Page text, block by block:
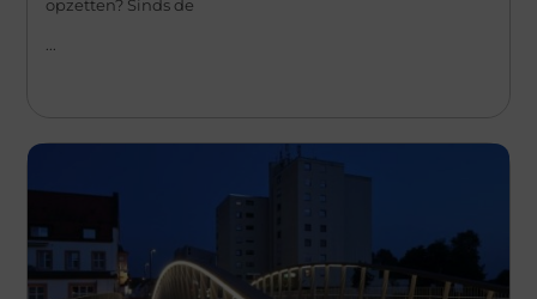
opzetten? Sinds de
...